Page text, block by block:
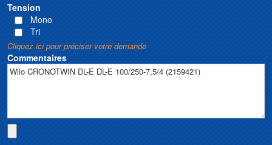
Tension
Mono
Tri
Cliquez ici pour préciser votre demande
Commentaires